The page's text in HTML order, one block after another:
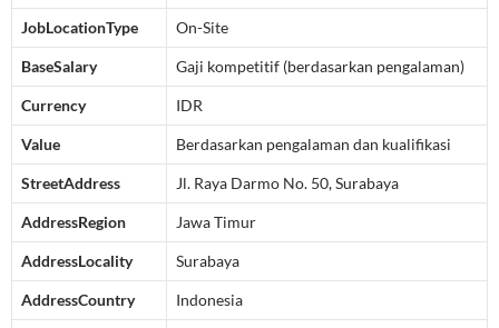
JobLocationType On-Site
BaseSalary Gaji kompetitif (berdasarkan pengalaman)
Currency IDR
Value Berdasarkan pengalaman dan kualifikasi
StreetAddress Jl. Raya Darmo No. 50, Surabaya
AddressRegion Jawa Timur
AddressLocality Surabaya
AddressCountry Indonesia